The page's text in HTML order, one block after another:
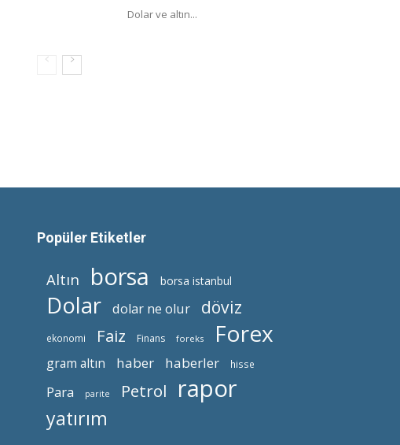
Dolar ve altın...
Popüler Etiketler
Altın borsa borsa istanbul
Dolar dolar ne olur döviz
ekonomi Faiz Finans foreks Forex
gram altın haber haberler hisse
Para parite Petrol rapor
yatırım